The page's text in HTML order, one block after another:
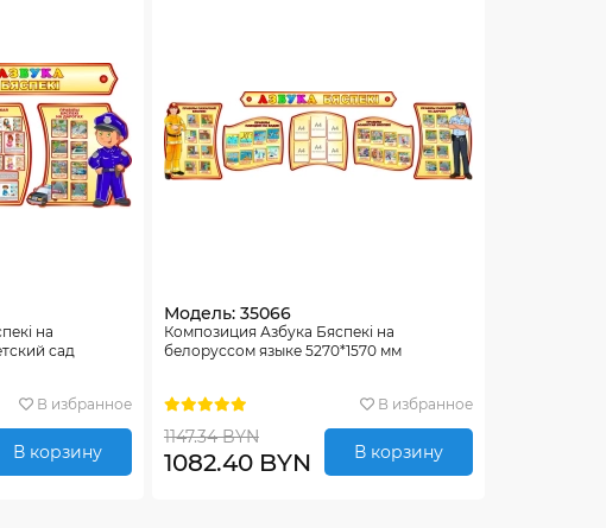
на
сад
В избранное
В корзину
Модель: 35066
Композиция Азбука Бяспекi на
белоруссом языке 5270*1570 мм
В избранное
1147.34 BYN
1082.40 BYN В корзину